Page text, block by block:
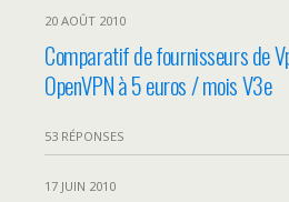
20 AOÛT 2010
Comparatif de fournisseurs de
OpenVPN à 5 euros / mois V3e
53 RÉPONSES
17 JUIN 2010